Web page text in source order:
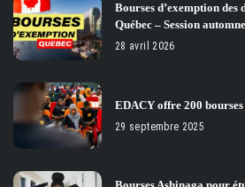
Bourses d’exemption
Québec – Session
28 avril 2026
EDACY offre 200
29 septembre 2025